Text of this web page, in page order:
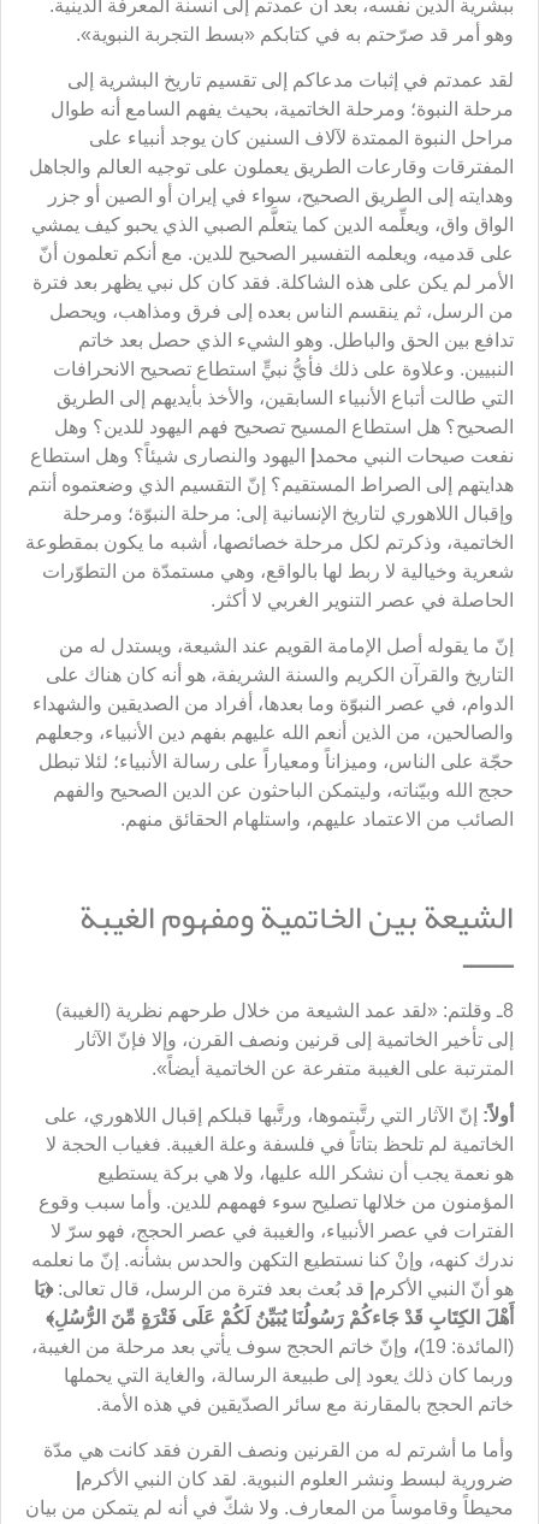
ببشرية الدين نفسه، بعد أن عمدتم إلى أنسنة المعرفة الدينية.
وهو أمر قد صرّحتم به في كتابكم «بسط التجربة النبوية».
لقد عمدتم في إثبات مدعاكم إلى تقسيم تاريخ البشرية إلى
مرحلة النبوة؛ ومرحلة الخاتمية، بحيث يفهم السامع أنه طوال
مراحل النبوة الممتدة لآلاف السنين كان يوجد أنبياء على
المفترقات وقارعات الطريق يعملون على توجيه العالم والجاهل
وهدايته إلى الطريق الصحيح، سواء في إيران أو الصين أو جزر
الواق واق، ويعلِّمه الدين كما يتعلَّم الصبي الذي يحبو كيف يمشي
على قدميه، ويعلمه التفسير الصحيح للدين. مع أنكم تعلمون أنّ
الأمر لم يكن على هذه الشاكلة. فقد كان كل نبي يظهر بعد فترة
من الرسل، ثم ينقسم الناس بعده إلى فرق ومذاهب، ويحصل
تدافع بين الحق والباطل. وهو الشيء الذي حصل بعد خاتم
النبيين. وعلاوة على ذلك فأيُّ نبيٍّ استطاع تصحيح الانحرافات
التي طالت أتباع الأنبياء السابقين، والأخذ بأيديهم إلى الطريق
الصحيح؟ هل استطاع المسيح تصحيح فهم اليهود للدين؟ وهل
نفعت صيحات النبي محمد
اليهود والنصارى شيئاً؟ وهل استطاع
هدايتهم إلى الصراط المستقيم؟ إنّ التقسيم الذي وضعتموه أنتم
وإقبال اللاهوري لتاريخ الإنسانية إلى: مرحلة النبوّة؛ ومرحلة
الخاتمية، وذكرتم لكل مرحلة خصائصها، أشبه ما يكون بمقطوعة
شعرية وخيالية لا ربط لها بالواقع، وهي مستمدّة من التطوّرات
الحاصلة في عصر التنوير الغربي لا أكثر.
إنّ ما يقوله أصل الإمامة القويم عند الشيعة، ويستدل له من
التاريخ والقرآن الكريم والسنة الشريفة، هو أنه كان هناك على
الدوام، في عصر النبوّة وما بعدها، أفراد من الصديقين والشهداء
والصالحين، من الذين أنعم الله عليهم بفهم دين الأنبياء، وجعلهم
حجّة على الناس، وميزاناً ومعياراً على رسالة الأنبياء؛ لئلا تبطل
حجج الله وبيّناته، وليتمكن الباحثون عن الدين الصحيح والفهم
الصائب من الاعتماد عليهم، واستلهام الحقائق منهم.
الشيعة بين الخاتمية ومفهوم الغيبة
ــــــ
8ـ وقلتم: «لقد عمد الشيعة من خلال طرحهم نظرية (الغيبة)
إلى تأخير الخاتمية إلى قرنين ونصف القرن، وإلا فإنّ الآثار
المترتبة على الغيبة متفرعة عن الخاتمية أيضاً».
أولاً: إنّ الآثار التي رتَّبتموها، ورتَّبها قبلكم إقبال اللاهوري، على
الخاتمية لم تلحظ بتاتاً في فلسفة وعلة الغيبة. فغياب الحجة لا
هو نعمة يجب أن نشكر الله عليها، ولا هي بركة يستطيع
المؤمنون من خلالها تصليح سوء فهمهم للدين. وأما سبب وقوع
الفترات في عصر الأنبياء، والغيبة في عصر الحجج، فهو سرّ لا
ندرك كنهه، وإنْ كنا نستطيع التكهن والحدس بشأنه. إنّ ما نعلمه
هو أنّ النبي الأكرم قد بُعث بعد فترة من الرسل، قال تعالى:﴿يَا
أَهْلَ الكِتَابِ قَدْ جَاءكُمْ رَسُولُنَا يُبَيِّنُ لَكُمْ عَلَى فَتْرَةٍ مِّنَ الرُّسُلِ﴾
(المائدة: 19)
، وإنّ خاتم الحجج سوف يأتي بعد مرحلة من الغيبة،
وربما كان ذلك يعود إلى طبيعة الرسالة، والغاية التي يحملها
خاتم الحجج بالمقارنة مع سائر الصدّيقين في هذه الأمة.
وأما ما أشرتم له من القرنين ونصف القرن فقد كانت هي مدّة
ضرورية لبسط ونشر العلوم النبوية. لقد كان النبي الأكرم
محيطاً وقاموساً من المعارف. ولا شكّ في أنه لم يتمكن من بيان